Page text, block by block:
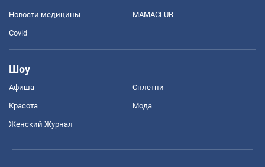
Новости медицины MAMACLUB
Covid
Шоу
Афиша Сплетни
Красота Мода
Женский Журнал